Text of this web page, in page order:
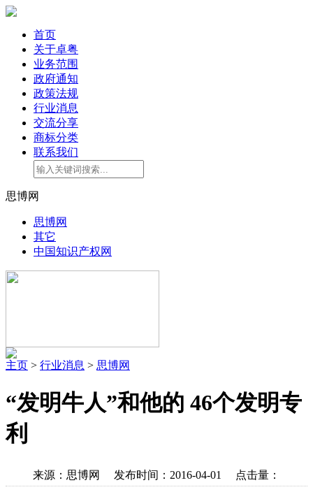
首页
关于卓粤
业务范围
政府通知
政策法规
行业消息
交流分享
商标分类
联系我们
思博网
思博网
其它
中国知识产权网
主页 > 行业消息 > 思博网
“发明牛人”和他的 46个发明专
利
来源：思博网 发布时间：2016-04-01 点击量：